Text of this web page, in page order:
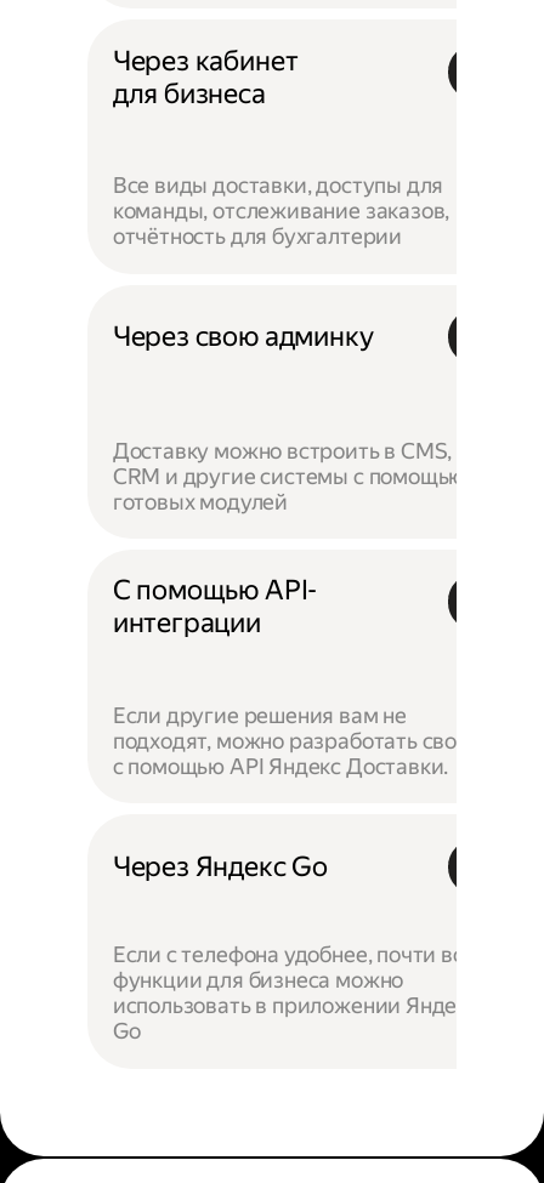
Через кабинет
для бизнеса
Все виды доставки, доступы для
команды, отслеживание заказов,
отчётность для бухгалтерии
Через свою админку
Доставку можно встроить в CMS,
CRM и другие системы с помощью
готовых модулей
С помощью API-
интеграции
Если другие решения вам не
подходят, можно разработать своё —
с помощью API Яндекс Доставки.
Через Яндекс Go
Если с телефона удобнее, почти все
функции для бизнеса можно
использовать в приложении Яндекс
Go